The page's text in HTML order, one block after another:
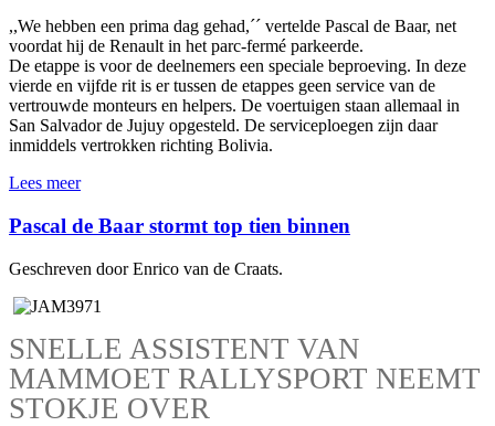
,,We hebben een prima dag gehad,´´ vertelde Pascal de Baar, net
voordat hij de Renault in het parc-fermé parkeerde.
De etappe is voor de deelnemers een speciale beproeving. In deze
vierde en vijfde rit is er tussen de etappes geen service van de
vertrouwde monteurs en helpers. De voertuigen staan allemaal in
San Salvador de Jujuy opgesteld. De serviceploegen zijn daar
inmiddels vertrokken richting Bolivia.
Lees meer
Pascal de Baar stormt top tien binnen
Geschreven door Enrico van de Craats.
SNELLE ASSISTENT VAN
MAMMOET RALLYSPORT NEEMT
STOKJE OVER